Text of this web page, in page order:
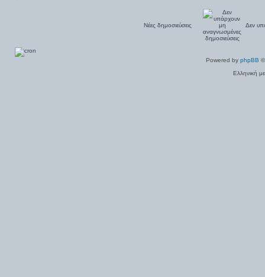
Νέες δημοσιεύσεις Δεν
Powered by phpBB
Ελληνική